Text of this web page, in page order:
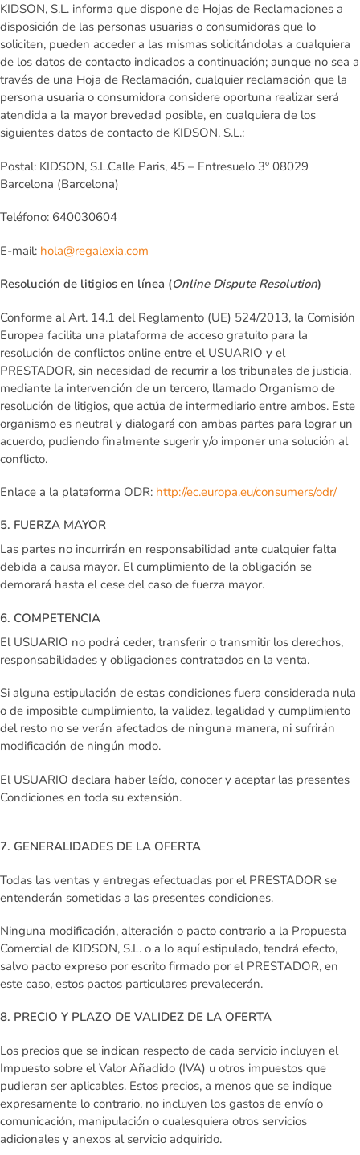
KIDSON, S.L. informa que dispone de Hojas de Reclamaciones a
disposición de las personas usuarias o consumidoras que lo
soliciten, pueden acceder a las mismas solicitándolas a cualquiera
de los datos de contacto indicados a continuación; aunque no sea a
través de una Hoja de Reclamación, cualquier reclamación que la
persona usuaria o consumidora considere oportuna realizar será
atendida a la mayor brevedad posible, en cualquiera de los
siguientes datos de contacto de KIDSON, S.L.:
Postal: KIDSON, S.L.Calle Paris, 45 – Entresuelo 3º 08029
Barcelona (Barcelona)
Teléfono: 640030604
E-mail: hola@regalexia.com
Resolución de litigios en línea (Online Dispute Resolution)
Conforme al Art. 14.1 del Reglamento (UE) 524/2013, la Comisión
Europea facilita una plataforma de acceso gratuito para la
resolución de conflictos online entre el USUARIO y el
PRESTADOR, sin necesidad de recurrir a los tribunales de justicia,
mediante la intervención de un tercero, llamado Organismo de
resolución de litigios, que actúa de intermediario entre ambos. Este
organismo es neutral y dialogará con ambas partes para lograr un
acuerdo, pudiendo finalmente sugerir y/o imponer una solución al
conflicto.
Enlace a la plataforma ODR: http://ec.europa.eu/consumers/odr/
5. FUERZA MAYOR
Las partes no incurrirán en responsabilidad ante cualquier falta
debida a causa mayor. El cumplimiento de la obligación se
demorará hasta el cese del caso de fuerza mayor.
6. COMPETENCIA
El USUARIO no podrá ceder, transferir o transmitir los derechos,
responsabilidades y obligaciones contratados en la venta.
Si alguna estipulación de estas condiciones fuera considerada nula
o de imposible cumplimiento, la validez, legalidad y cumplimiento
del resto no se verán afectados de ninguna manera, ni sufrirán
modificación de ningún modo.
El USUARIO declara haber leído, conocer y aceptar las presentes
Condiciones en toda su extensión.
7. GENERALIDADES DE LA OFERTA
Todas las ventas y entregas efectuadas por el PRESTADOR se
entenderán sometidas a las presentes condiciones.
Ninguna modificación, alteración o pacto contrario a la Propuesta
Comercial de KIDSON, S.L. o a lo aquí estipulado, tendrá efecto,
salvo pacto expreso por escrito firmado por el PRESTADOR, en
este caso, estos pactos particulares prevalecerán.
8. PRECIO Y PLAZO DE VALIDEZ DE LA OFERTA
Los precios que se indican respecto de cada servicio incluyen el
Impuesto sobre el Valor Añadido (IVA) u otros impuestos que
pudieran ser aplicables. Estos precios, a menos que se indique
expresamente lo contrario, no incluyen los gastos de envío o
comunicación, manipulación o cualesquiera otros servicios
adicionales y anexos al servicio adquirido.